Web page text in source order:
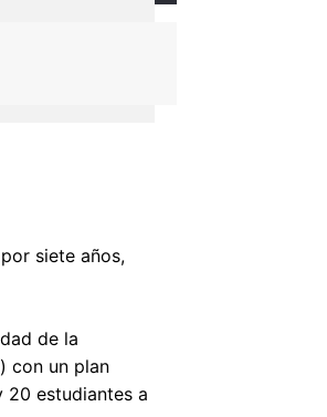
siete años,
de la
con un plan
20 estudiantes a